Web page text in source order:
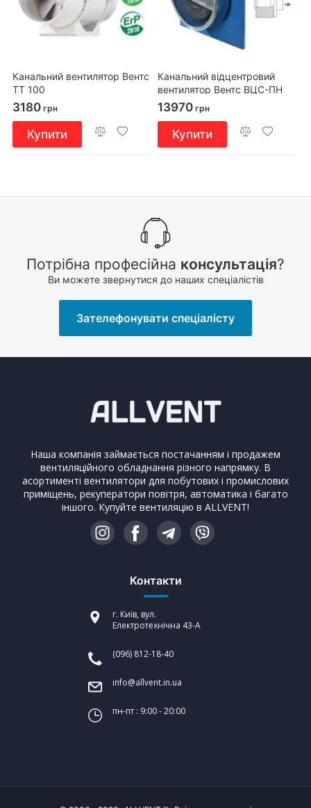
Канальний вентилятор Вентс
ТТ 100
3180 грн
Купити
Канальний відцентровий
вентилятор Вентс ВЦC-ПН
315
13970 грн
Купити
Потрібна професійна консультація?
Ви можете звернутися до наших спеціалістів
Зателефонувати спеціалісту
Наша компанія займається постачанням і продажем
вентиляційного обладнання різного напрямку. В
асортименті вентилятори для побутових і промислових
приміщень, рекуператори повітря, автоматика і багато
іншого. Купуйте вентиляцію в ALLVENT!
Контакти
г. Київ, вул.
Електротехнічна 43-А
(096) 812-18-40
info@allvent.in.ua
пн-пт : 9:00 - 20:00